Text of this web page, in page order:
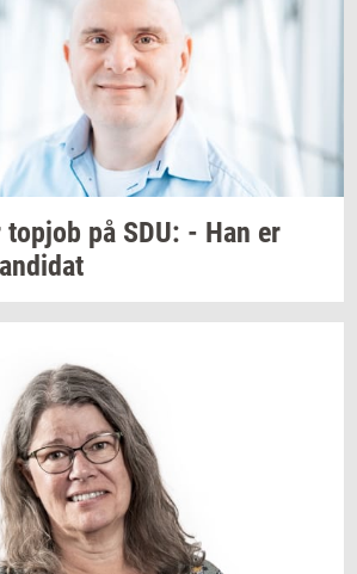
topjob på SDU: - Han er